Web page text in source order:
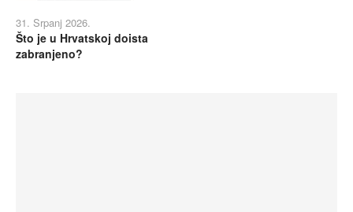
31. Srpanj 2026.
Što je u Hrvatskoj doista
zabranjeno?